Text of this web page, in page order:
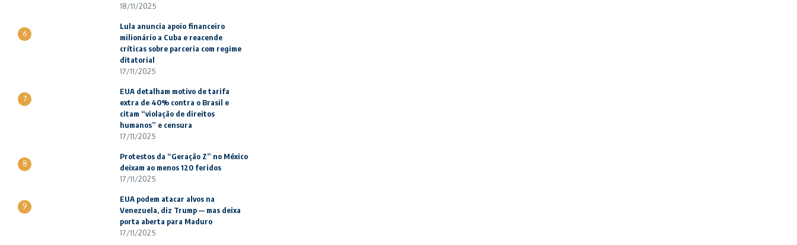
18/11/2025
6
Lula anuncia apoio financeiro
milionário a Cuba e reacende
críticas sobre parceria com regime
ditatorial
17/11/2025
7
EUA detalham motivo de tarifa
extra de 40% contra o Brasil e
citam “violação de direitos
humanos” e censura
17/11/2025
8
Protestos da “Geração Z” no México
deixam ao menos 120 feridos
17/11/2025
9
EUA podem atacar alvos na
Venezuela, diz Trump — mas deixa
porta aberta para Maduro
17/11/2025